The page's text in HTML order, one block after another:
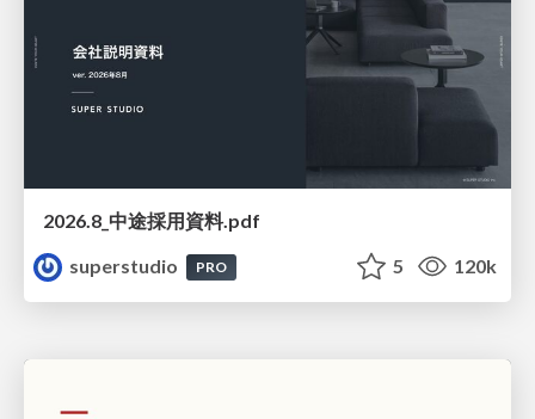
2026.8_中途採用資料.pdf
superstudio
PRO 5 120k